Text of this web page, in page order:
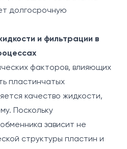
долгосрочную
и фильтрации в
факторов, влияющих
пластинчатых
качество жидкости,
Поскольку
зависит не
структуры пластин и